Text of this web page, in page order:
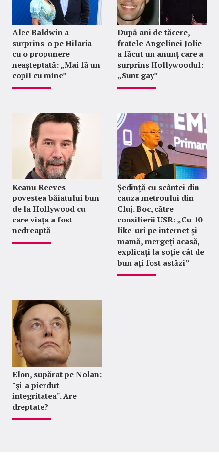
Alec Baldwin a
surprins-o pe Hilaria
cu o propunere
neașteptată: „Mai fă un
copil cu mine”
După ani de tăcere,
fratele Angelinei Jolie
a făcut un anunț care a
surprins Hollywoodul:
„Sunt gay”
Keanu Reeves -
povestea băiatului bun
de la Hollywood cu
care viața a fost
nedreaptă
Ședință cu scântei din
cauza metroului din
Cluj. Boc, către
consilierii USR: „Cu 10
like-uri pe internet și
mamă, mergeți acasă,
explicați la soție cât de
bun ați fost astăzi”
Elon, supărat pe Nolan:
"şi-a pierdut
integritatea". Are
dreptate?